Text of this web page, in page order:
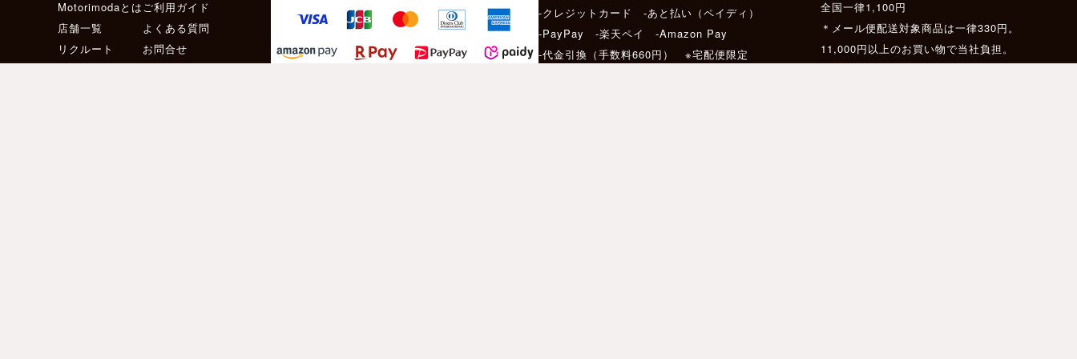
Motorimodaとは
店舗一覧
リクルート
ご利用ガイド
よくある質問
お問合せ
-クレジットカード -あと払い（ペイディ）
-PayPay -楽天ペイ -Amazon Pay
-代金引換（手数料660円） ※宅配便限定
全国一律1,100円
＊メール便配送対象商品は一律330円。
11,000円以上のお買い物で当社負担。